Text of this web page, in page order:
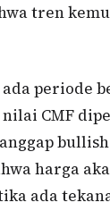
tren
periode
CMF
harga
ada